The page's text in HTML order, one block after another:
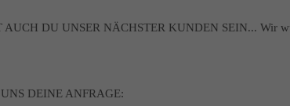
AUCH DU UNSER NÄCHSTER KUNDEN SEIN... Wir
DEINE ANFRAGE: